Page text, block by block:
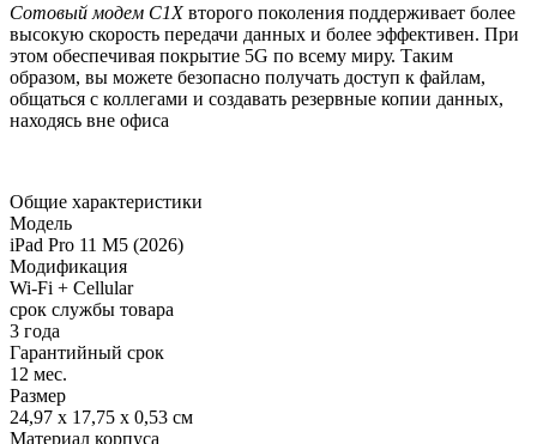
Сотовый модем C1Xвторого поколения поддерживает более
высокую скорость передачи данных и более эффективен. При
этом обеспечивая покрытие 5G по всему миру. Таким
образом, вы можете безопасно получать доступ к файлам,
общаться с коллегами и создавать резервные копии данных,
находясь вне офиса
Общие характеристики
Модель
iPad Pro 11 M5 (2026)
Модификация
Wi-Fi + Cellular
срок службы товара
3 года
Гарантийный срок
12 мес.
Размер
24,97 x 17,75 x 0,53 см
Материал корпуса